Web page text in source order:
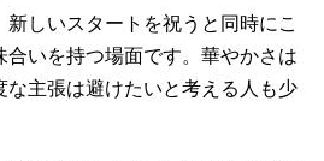
しいスタートを祝うと同時にこ
いを持つ場面です。華やかさは
な主張は避けたいと考える人も少